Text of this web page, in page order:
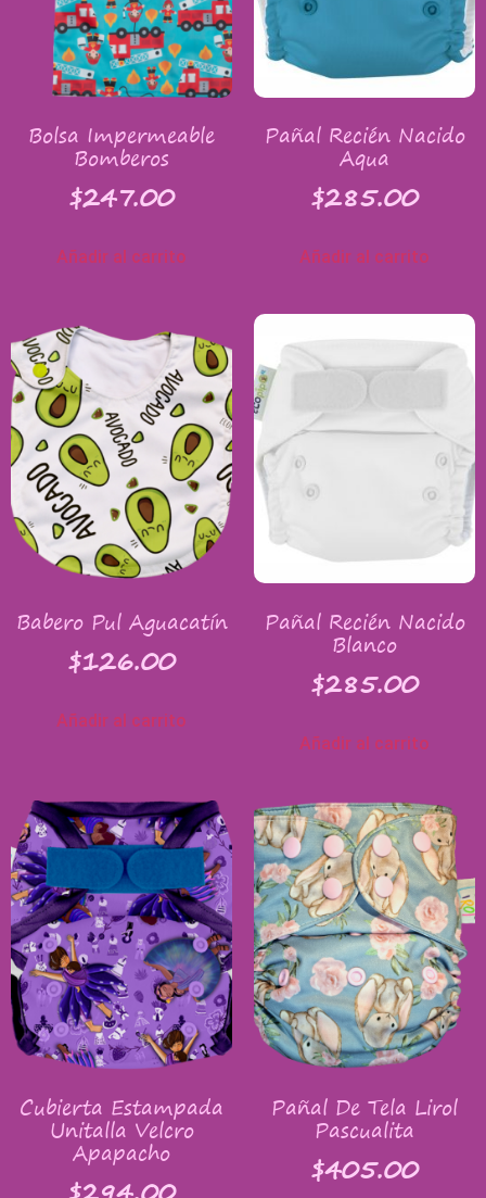
Bolsa Impermeable
Bomberos
$247.00
Añadir al carrito
Pañal Recién Nacido
Aqua
$285.00
Añadir al carrito
Babero Pul Aguacatín
$126.00
Añadir al carrito
Pañal Recién Nacido
Blanco
$285.00
Añadir al carrito
Cubierta Estampada
Unitalla Velcro
Apapacho
Pañal De Tela Lirol
Pascualita
$405.00